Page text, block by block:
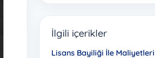
İlgili içerikler
Lisans Bayiliği İle